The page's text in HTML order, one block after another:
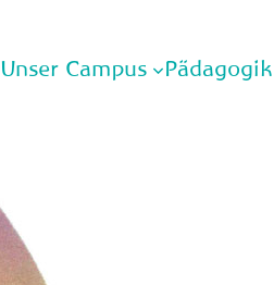
Unser Campus Pädagogik